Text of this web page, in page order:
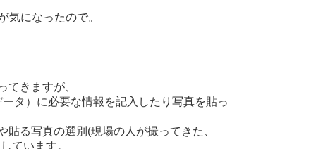
気になったので。
てきますが、
タ）に必要な情報を記入したり写真を貼っ
る写真の選別(現場の人が撮ってきた、
ています。